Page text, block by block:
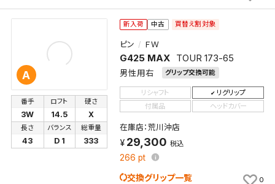
A
新入荷 中古 買替え割対象
ピン ＦＷ
G425 MAX TOUR 173-65
男性用右 グリップ交換可能
番手
3W
ロフト
14.5
硬さ
X
長さ
43
バランス
D 1
総重量
333
リシャフト
リグリップ
付属品
ヘッドカバー
在庫店：荒川沖店
29,300 税込
266 pt
交換グリップ一覧 0